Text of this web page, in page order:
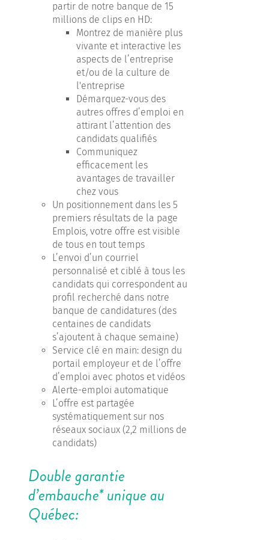
partir de notre banque de 15
millions de clips en HD:
Montrez de manière plus
vivante et interactive les
aspects de l’entreprise
et/ou de la culture de
l'entreprise
Démarquez-vous des
autres offres d’emploi en
attirant l’attention des
candidats qualifiés
Communiquez
efficacement les
avantages de travailler
chez vous
Un positionnement dans les 5
premiers résultats de la page
Emplois, votre offre est visible
de tous en tout temps
L’envoi d’un courriel
personnalisé et ciblé à tous les
candidats qui correspondent au
profil recherché dans notre
banque de candidatures (des
centaines de candidats
s’ajoutent à chaque semaine)
Service clé en main: design du
portail employeur et de l’offre
d’emploi avec photos et vidéos
Alerte-emploi automatique
L’offre est partagée
systématiquement sur nos
réseaux sociaux (2,2 millions de
candidats)
Double garantie
d’embauche* unique au
Québec: